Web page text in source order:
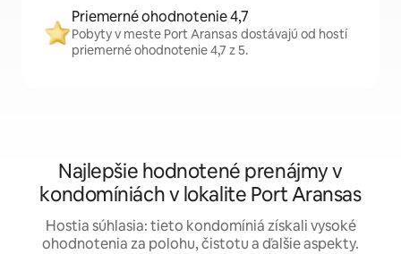
Priemerné ohodnotenie 4,7
Pobyty v meste Port Aransas dostávajú od hostí
priemerné ohodnotenie 4,7 z 5.
Najlepšie hodnotené prenájmy v
kondomíniách v lokalite Port Aransas
Hostia súhlasia: tieto kondomíniá získali vysoké
ohodnotenia za polohu, čistotu a ďalšie aspekty.